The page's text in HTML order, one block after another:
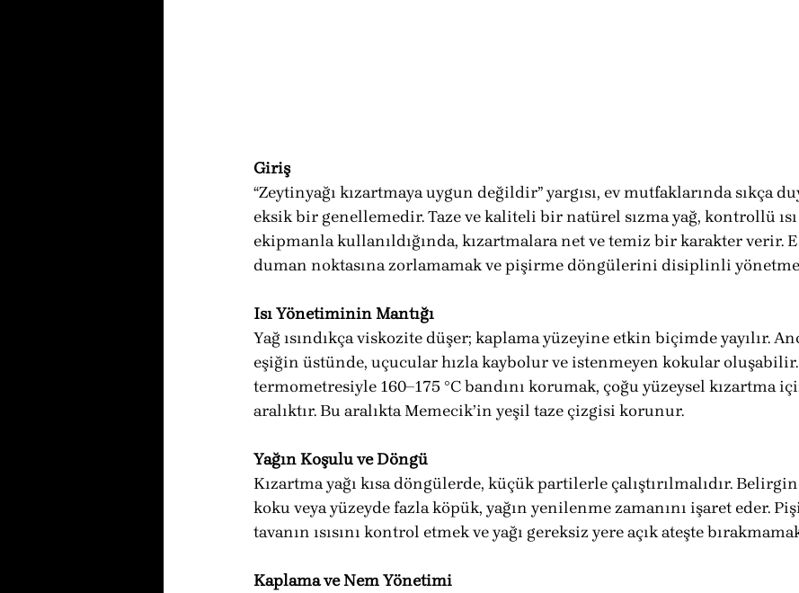
Giriş
“Zeytinyağı kızartmaya uygun değildir” yargısı, ev mutfaklarında sıkça
eksik bir genellemedir. Taze ve kaliteli bir natürel sızma yağ, kontrollü
ekipmanla kullanıldığında, kızartmalara net ve temiz bir karakter verir.
duman noktasına zorlamamak ve pişirme döngülerini disiplinli
Isı Yönetiminin Mantığı
Yağ ısındıkça viskozite düşer; kaplama yüzeyine etkin biçimde yayılır.
eşiğin üstünde, uçucular hızla kaybolur ve istenmeyen kokular
termometresiyle 160–175 °C bandını korumak, çoğu yüzeysel kızartma
aralıktır. Bu aralıkta Memecik’in yeşil taze çizgisi korunur.
Yağın Koşulu ve Döngü
Kızartma yağı kısa döngülerde, küçük partilerle çalıştırılmalıdır.
koku veya yüzeyde fazla köpük, yağın yenilenme zamanını işaret eder.
tavanın ısısını kontrol etmek ve yağı gereksiz yere açık ateşte
Kaplama ve Nem Yönetimi